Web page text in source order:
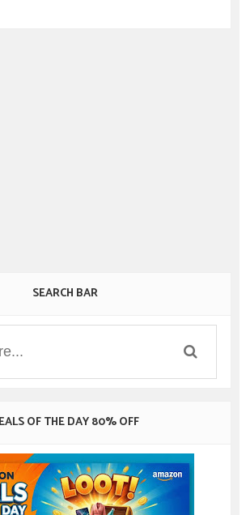
SEARCH BAR
OF THE DAY 80% OFF